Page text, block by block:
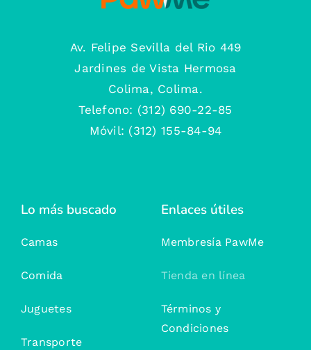
Av. Felipe Sevilla del Rio 449
Jardines de Vista Hermosa
Colima, Colima.
Telefono: (312) 690-22-85
Móvil: (312) 155-84-94
Lo más buscado
Camas
Comida
Juguetes
Transporte
Enlaces útiles
Membresía PawMe
Tienda en línea
Términos y
Condiciones